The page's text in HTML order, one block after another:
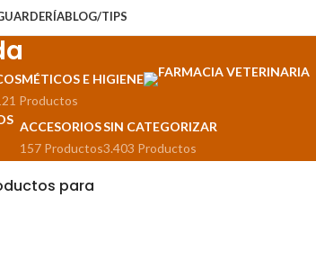
BLOG/TIPS
E HIGIENE
Productos
ACCESORIOS
157 Productos
SIN CATEGORIZAR
3.403 Productos
para